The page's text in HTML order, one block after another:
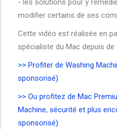
- les solutions pour y
modifier certains de ses
Cette vidéo est réalisée en
spécialiste du Mac depuis
>> Profiter de Washing
sponsorisé)
>> Ou profitez de Mac
Machine, sécurité et plus
sponsorisé)